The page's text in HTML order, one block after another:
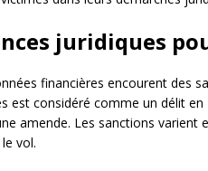
juridiques
financières encourent des
est considéré comme un délit en
amende. Les sanctions
vol.